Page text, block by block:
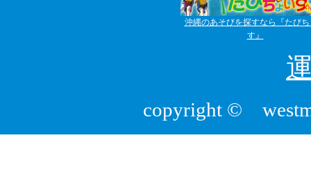
沖縄のあそびを探すなら『たびち
す』
copyright ©